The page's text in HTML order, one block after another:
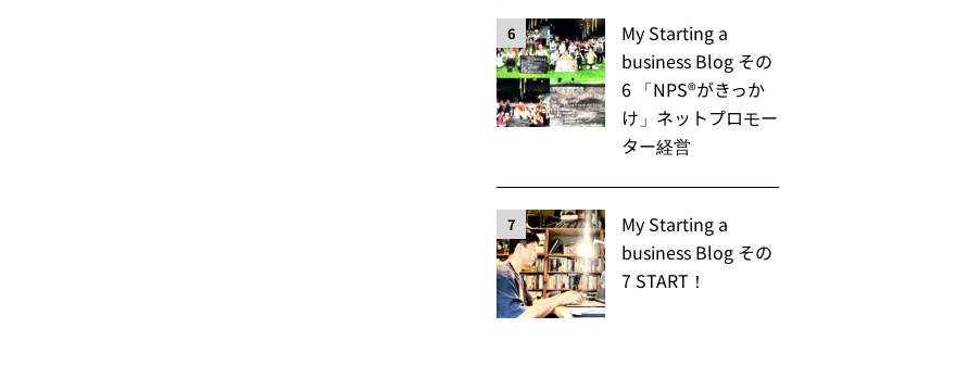
6
My Starting a
business Blog その
6 「NPS®️がきっか
け」ネットプロモー
ター経営
7
My Starting a
business Blog その
7 START！